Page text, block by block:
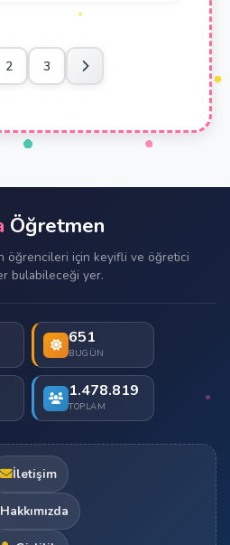
2 3
Öğretmen
öğrencileri için keyifli ve öğretici
bulabileceği yer.
651
BUGÜN
1.478.819
TOPLAM
İletişim
Hakkımızda